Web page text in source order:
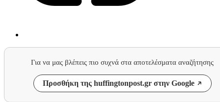
Για να μας βλέπεις πιο συχνά στα αποτελέσματα αναζήτησης
Προσθήκη της huffingtonpost.gr στην Google